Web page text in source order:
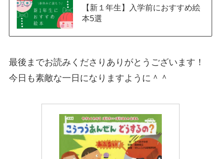
【新１年生】入学前におすすめ絵
本5選
最後までお読みくださりありがとうございます！
今日も素敵な一日になりますように＾＾